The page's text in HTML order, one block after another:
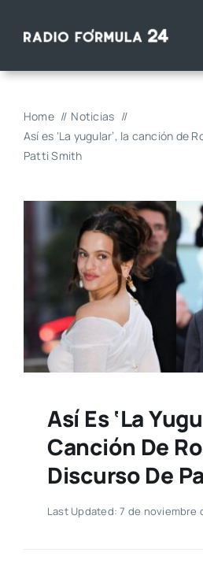
Home
Noticias
Así es ‘La yugular’, la canción de
Patti Smith
Así Es ‘La
Canción De
Discurso De
Last Updated: 7 de noviembre